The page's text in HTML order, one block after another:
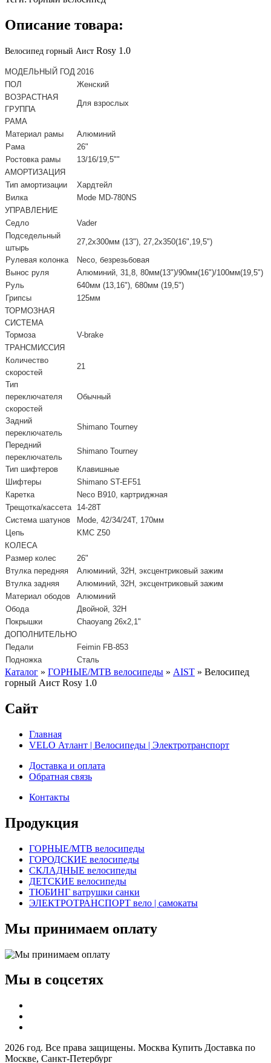
Описание товара:
Велосипед горный Аист Rosy 1.0
МОДЕЛЬНЫЙ ГОД 2016
ПОЛ
Женский
ВОЗРАСТНАЯ
ГРУППА
Для взрослых
РАМА
Материал рамы
Алюминий
Рама
26"
Ростовка рамы
13/16/19,5""
АМОРТИЗАЦИЯ
Тип амортизации
Хардтейл
Вилка
Mode MD-780NS
УПРАВЛЕНИЕ
Седло
Vader
Подседельный
штырь
27,2х300мм (13"), 27,2х350(16",19,5")
Рулевая колонка
Neco, безрезьбовая
Вынос руля
Алюминий, 31,8, 80мм(13")/90мм(16")/100мм(19,5")
Руль
640мм (13,16"), 680мм (19,5")
Грипсы
125мм
ТОРМОЗНАЯ
СИСТЕМА
Тормоза
V-brake
ТРАНСМИССИЯ
Количество
скоростей
21
Тип
переключателя
скоростей
Обычный
Задний
переключатель
Shimano Tourney
Передний
переключатель
Shimano Tourney
Тип шифтеров
Клавишные
Шифтеры
Shimano ST-EF51
Каретка
Neco B910, картриджная
Трещотка/кассета
14-28Т
Система шатунов
Mode, 42/34/24Т, 170мм
Цепь
KMC Z50
КОЛЕСА
Размер колес
26"
Втулка передняя
Алюминий, 32H, эксцентриковый зажим
Втулка задняя
Алюминий, 32H, эксцентриковый зажим
Материал ободов
Алюминий
Обода
Двойной, 32Н
Покрышки
Chaoyang 26х2,1"
ДОПОЛНИТЕЛЬНО
Педали
Feimin FB-853
Подножка
Сталь
Каталог » ГОРНЫЕ/MTB велосипеды » AIST » Велосипед
горный Аист Rosy 1.0
Сайт
Главная
VELO Атлант | Велосипеды | Электротранспорт
Доставка и оплата
Обратная связь
Контакты
Продукция
ГОРНЫЕ/MTB велосипеды
ГОРОДСКИЕ велосипеды
СКЛАДНЫЕ велосипеды
ДЕТСКИЕ велосипеды
ТЮБИНГ ватрушки санки
ЭЛЕКТРОТРАНСПОРТ вело | самокаты
Мы принимаем оплату
Мы в соцсетях
2026 год. Все права защищены. Москва Купить Доставка по
Москве, Санкт-Петербург